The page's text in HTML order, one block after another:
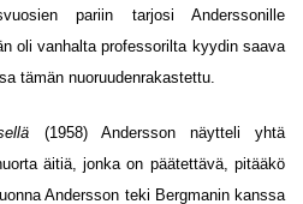
pariin tarjosi Anderssonille
oli vanhalta professorilta kyydin saava
tämän nuoruudenrakastettu.
(1958) Andersson näytteli yhtä
äitiä, jonka on päätettävä, pitääkö
Andersson teki Bergmanin kanssa